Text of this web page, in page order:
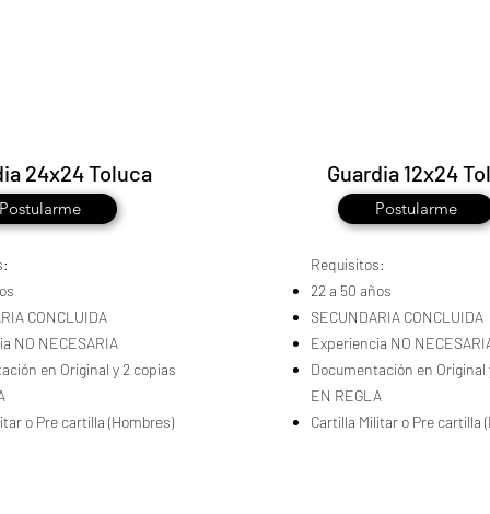
24x24 Toluca
CONCLUIDA
NO NECESARIA
en Original y 2 copias
o Pre cartilla (Hombres)
Guardia 12x24
Postularme
Requisitos:
22 a 50 años
SECUNDARIA CONCLUIDA
Experiencia NO
Documentación en Original
EN REGLA
Cartilla Militar o Pre cartilla